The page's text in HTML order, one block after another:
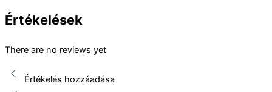
Értékelések
There are no reviews yet
Értékelés hozzáadása